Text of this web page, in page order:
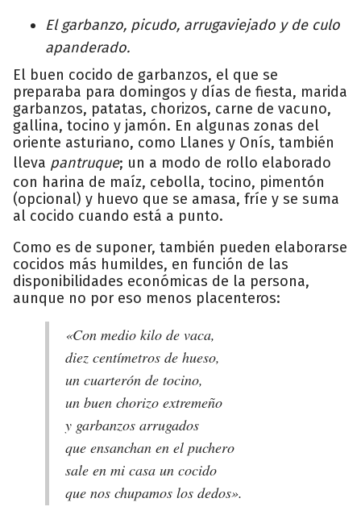
El garbanzo, picudo, arrugaviejado y de culo
apanderado.
El buen cocido de garbanzos, el que se
preparaba para domingos y días de fiesta, marida
garbanzos, patatas, chorizos, carne de vacuno,
gallina, tocino y jamón. En algunas zonas del
oriente asturiano, como Llanes y Onís, también
lleva pantruque; un a modo de rollo elaborado
con harina de maíz, cebolla, tocino, pimentón
(opcional) y huevo que se amasa, fríe y se suma
al cocido cuando está a punto.
Como es de suponer, también pueden elaborarse
cocidos más humildes, en función de las
disponibilidades económicas de la persona,
aunque no por eso menos placenteros:
«Con medio kilo de vaca,
diez centímetros de hueso,
un cuarterón de tocino,
un buen chorizo extremeño
y garbanzos arrugados
que ensanchan en el puchero
sale en mi casa un cocido
que nos chupamos los dedos».